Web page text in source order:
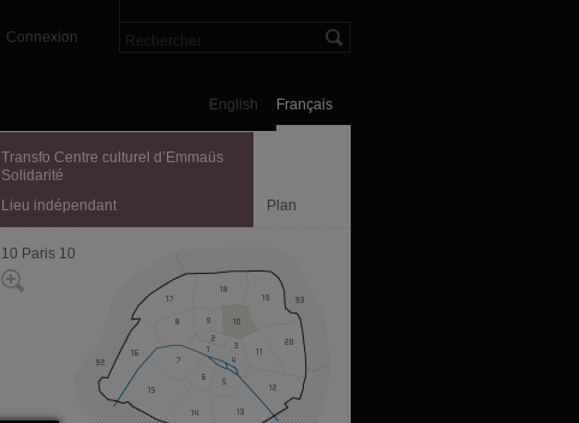
Connexion
Français
English
Transfo Centre culturel d’Emmaüs
Solidarité
Lieu indépendant
Plan
10 Paris 10